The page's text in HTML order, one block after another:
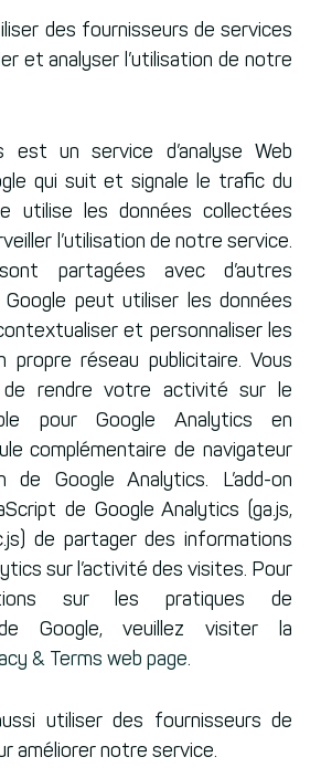
des fournisseurs de services
et analyser l’utilisation de notre
est un service d’analyse Web
qui suit et signale le trafic du
utilise les données collectées
l’utilisation de notre service.
partagées avec d’autres
Google peut utiliser les données
et personnaliser les
propre réseau publicitaire. Vous
de rendre votre activité sur le
pour Google Analytics en
complémentaire de navigateur
de Google Analytics. L’add-on
de Google Analytics (ga.js,
de partager des informations
sur l’activité des visites. Pour
sur les pratiques de
Google, veuillez visiter la
& Terms web page.
utiliser des fournisseurs de
améliorer notre service.